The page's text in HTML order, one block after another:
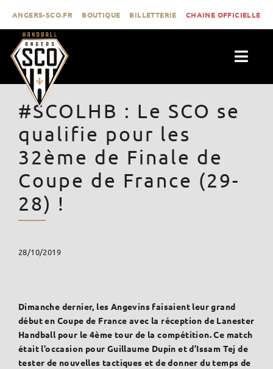
contenu
ANGERS-SCO.FR BOUTIQUE BILLETTERIE CHAINE OFFICIELLE
ACTUALITÉS
CLUB
PROLIGUE
FORMATION
MÉDIAS
#SCOLHB : Le SCO se
qualifie pour les
32ème de Finale de
Coupe de France (29-
28) !
28/10/2019
Dimanche dernier, les Angevins faisaient leur grand
début en Coupe de France avec la réception de Lanester
Handball pour le 4ème tour de la compétition. Ce match
était l’occasion pour Guillaume Dupin et d’Issam Tej de
tester de nouvelles tactiques et de donner du temps de